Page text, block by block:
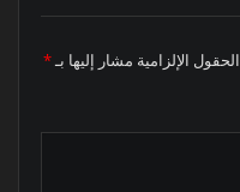
الحقول الإلزامية مشار إليها بـ*